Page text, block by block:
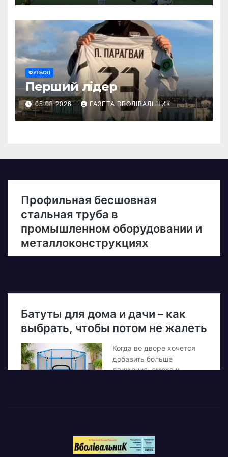
ФУТБОЛ
Перший лідер
05.08.2026 ГАЗЕТА ВБОЛІВАЛЬНИК